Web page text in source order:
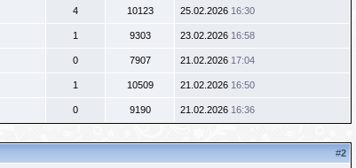
4 10123 25.02.2026 16:30
1 9303 23.02.2026 16:58
0 7907 21.02.2026 17:04
1 10509 21.02.2026 16:50
0 9190 21.02.2026 16:36
#2